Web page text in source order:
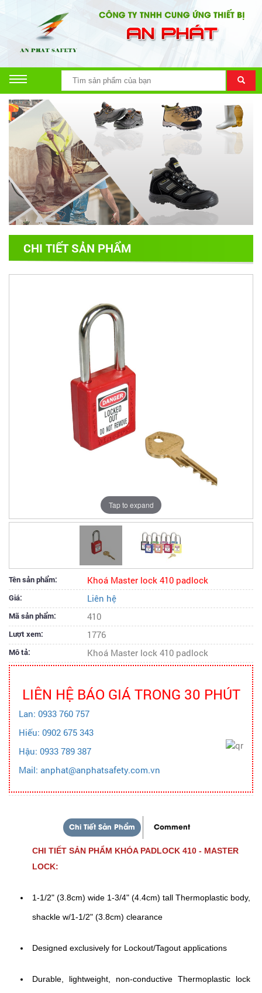
CHI TIẾT SẢN PHẨM
Tap to expand
Tên sản phẩm: Khoá Master lock 410 padlock
Giá: Liên hệ
Mã sản phẩm: 410
Lượt xem: 1776
Mô tả: Khoá Master lock 410 padlock
LIÊN HỆ BÁO GIÁ TRONG 30 PHÚT
Lan: 0933 760 757
Hiếu: 0902 675 343
Hậu: 0933 789 387
Mail: anphat@anphatsafety.com.vn
Chi Tiết Sản Phẩm Comment
CHI TIẾT SẢN PHẨM KHÓA PADLOCK 410 - MASTER
LOCK:
1-1/2" (3.8cm) wide 1-3/4" (4.4cm) tall Thermoplastic body,
shackle w/1-1/2" (3.8cm) clearance
Designed exclusively for Lockout/Tagout applications
Durable, lightweight, non-conductive Thermoplastic lock